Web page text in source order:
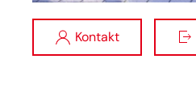
Kontakt